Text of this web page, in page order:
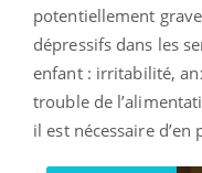
potentiellement
dépressifs dans les
enfant : irritabilité,
trouble de
il est nécessaire